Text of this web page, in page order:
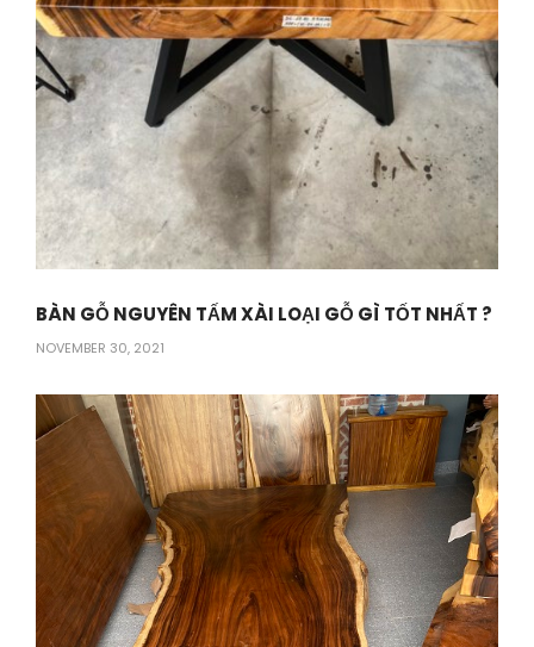
BÀN GỖ NGUYÊN TẤM XÀI LOẠI GỖ GÌ TỐT NHẤT ?
NOVEMBER 30, 2021